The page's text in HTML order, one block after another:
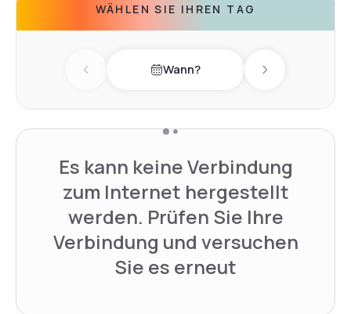
WÄHLEN SIE IHREN TAG
Previous day Wann? Next day
Es kann keine Verbindung
zum Internet hergestellt
werden. Prüfen Sie Ihre
Verbindung und versuchen
Sie es erneut